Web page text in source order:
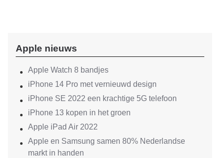
Apple nieuws
Apple Watch 8 bandjes
iPhone 14 Pro met vernieuwd design
iPhone SE 2022 een krachtige 5G telefoon
iPhone 13 kopen in het groen
Apple iPad Air 2022
Apple en Samsung samen 80% Nederlandse
markt in handen